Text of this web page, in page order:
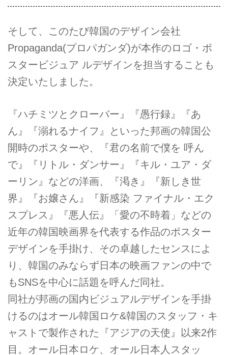
そして、このたび韓国のデザイン会社
Propaganda(プロパガンダ)が本作のロゴ・ポ
スタービジュア ルデザインを担当することも
決定いたしました。
『ハチミツとクローバー』『愚行録』『あ
ん』『溺れるナイフ』といった邦画の韓国公
開時のポスターや、『君の名前で僕を 呼ん
で』『リトル・ダンサー』『キル・ユア・ダ
ーリン』などの洋画、『渇き』『新しき世
界』『お嬢さん』『新感染 ファイナル・エク
スプレス』『悪人伝』「愛の不時着」などの
近年の韓国映画界を代表する作品のポスター
デザインを手掛け、その卓越したセンスによ
り、韓国のみならず日本の映画ファンの中で
もSNSを中心に話題を呼んだ同社。
同社が邦画の国内ビジュアルデザインを手掛
けるのはオール韓国ロケ&韓国のスタッフ・キ
ャストで製作された『アジアの天使』以来2作
目。オール日本ロケ、オール日本人スタッ